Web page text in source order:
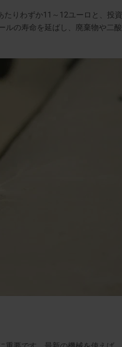
りわずか11～12ユーロと、投資
ルの寿命を延ばし、廃棄物や二酸